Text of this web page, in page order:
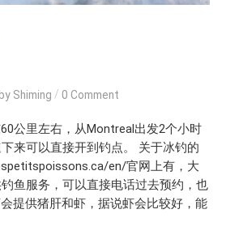
by Shiming / 0 Comment
公里左右，从Montreal出发2个小时
来可以直接开到钓点。 关于冰钓的
en/官网上有，大
鱼服务，可以直接电话过去预约，也
提供猪肝和虾，据说虾会比较好，能